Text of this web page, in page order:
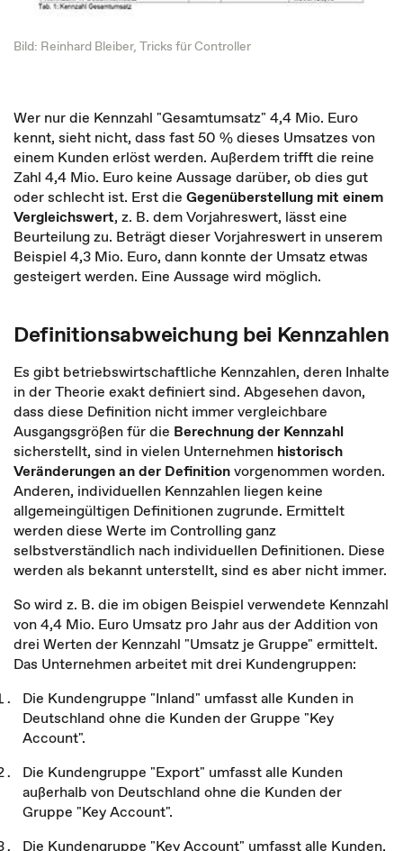
Bild: Reinhard Bleiber, Tricks für Controller
Wer nur die Kennzahl "Gesamtumsatz" 4,4 Mio. Euro
kennt, sieht nicht, dass fast 50 % dieses Umsatzes von
einem Kunden erlöst werden. Außerdem trifft die reine
Zahl 4,4 Mio. Euro keine Aussage darüber, ob dies gut
oder schlecht ist. Erst die Gegenüberstellung mit einem
Vergleichswert, z. B. dem Vorjahreswert, lässt eine
Beurteilung zu. Beträgt dieser Vorjahreswert in unserem
Beispiel 4,3 Mio. Euro, dann konnte der Umsatz etwas
gesteigert werden. Eine Aussage wird möglich.
Definitionsabweichung bei Kennzahlen
Es gibt betriebswirtschaftliche Kennzahlen, deren Inhalte
in der Theorie exakt definiert sind. Abgesehen davon,
dass diese Definition nicht immer vergleichbare
Ausgangsgrößen für die Berechnung der Kennzahl
sicherstellt, sind in vielen Unternehmen historisch
Veränderungen an der Definitionvorgenommen worden.
Anderen, individuellen Kennzahlen liegen keine
allgemeingültigen Definitionen zugrunde. Ermittelt
werden diese Werte im Controlling ganz
selbstverständlich nach individuellen Definitionen. Diese
werden als bekannt unterstellt, sind es aber nicht immer.
So wird z. B. die im obigen Beispiel verwendete Kennzahl
von 4,4 Mio. Euro Umsatz pro Jahr aus der Addition von
drei Werten der Kennzahl "Umsatz je Gruppe" ermittelt.
Das Unternehmen arbeitet mit drei Kundengruppen:
Die Kundengruppe "Inland" umfasst alle Kunden in
Deutschland ohne die Kunden der Gruppe "Key
Account".
Die Kundengruppe "Export" umfasst alle Kunden
außerhalb von Deutschland ohne die Kunden der
Gruppe "Key Account".
Die Kundengruppe "Key Account" umfasst alle Kunden,